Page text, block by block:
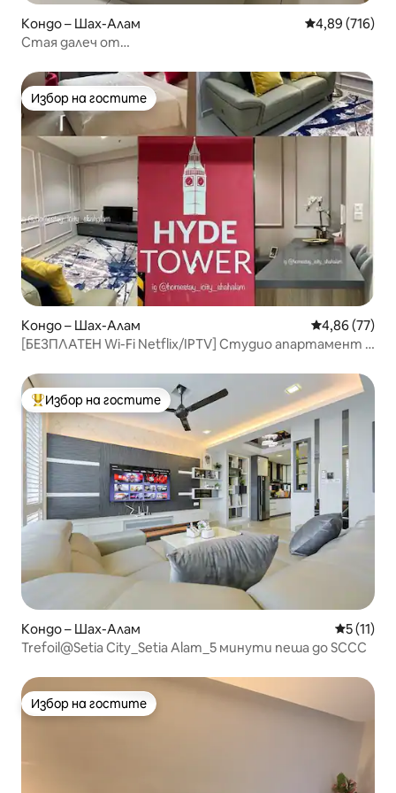
Кондо – Шах-Алам Средна
4,89 (716)
Стая далеч от
настаняване
Избор на гостите
Избор на гостите
Кондо – Шах-Алам Средна
4,86 (77)
[БЕЗПЛАТЕН Wi-Fi Netflix/IPTV] Студио апартамент с
Най-популярен избор на гостите
Избор на гостите
Кондо – Шах-Алам Средна
5 (11)
Trefoil@Setia City_Setia Alam_5 минути пеша до SCCC
Избор на гостите
Избор на гостите